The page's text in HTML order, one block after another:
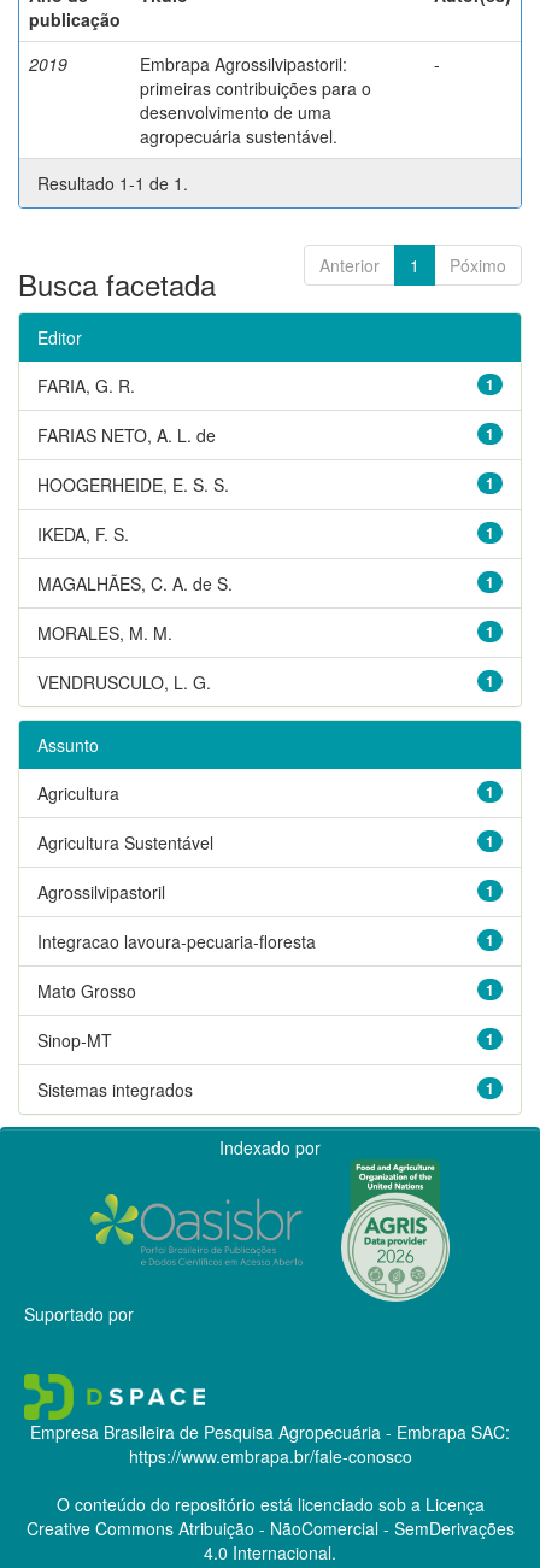
publicação
2019
Embrapa Agrossilvipastoril:
primeiras contribuições para o
desenvolvimento de uma
agropecuária sustentável.
-
Resultado 1-1 de 1.
Anterior 1 Póximo
Busca facetada
Editor
1
FARIA, G. R.
1
FARIAS NETO, A. L. de
1
HOOGERHEIDE, E. S. S.
1
IKEDA, F. S.
1
MAGALHÃES, C. A. de S.
1
MORALES, M. M.
1
VENDRUSCULO, L. G.
Assunto
1
Agricultura
1
Agricultura Sustentável
1
Agrossilvipastoril
1
Integracao lavoura-pecuaria-floresta
1
Mato Grosso
1
Sinop-MT
1
Sistemas integrados
Indexado por
Suportado por
Empresa Brasileira de Pesquisa Agropecuária - Embrapa SAC:
https://www.embrapa.br/fale-conosco
O conteúdo do repositório está licenciado sob a Licença
Creative CommonsAtribuição - NãoComercial - SemDerivações
4.0 Internacional.